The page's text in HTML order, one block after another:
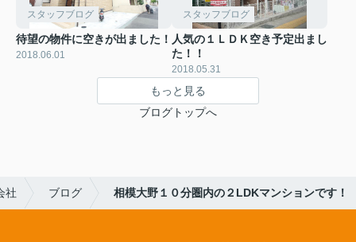
スタッフブログ
待望の物件に空きが出ました！
2018.06.01
スタッフブログ
人気の１ＬＤＫ空き予定出まし
た！！
2018.05.31
もっと見る
ブログトップへ
社 ブログ 相模大野１０分圏内の２LDKマンションです！